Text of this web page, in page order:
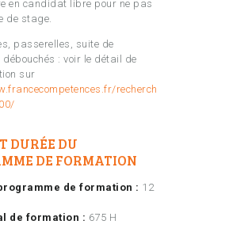
en candidat libre pour ne pas
de stage.
passerelles, suite de
: voir le détail de
sur
recherch
DURÉE DU
DE FORMATION
de formation : 12
de formation : 675 H